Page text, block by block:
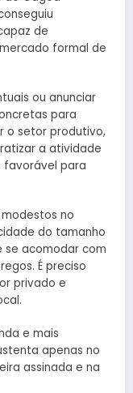
de
formal de
ou anunciar
para
o setor produtivo,
a atividade
favorável para
no
do tamanho
se acomodar com
É preciso
privado e
e mais
apenas no
assinada e na